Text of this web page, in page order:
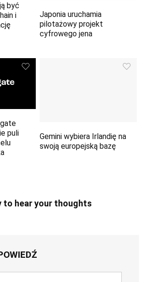
być
i
Japonia uruchamia
pilotażowy projekt
cyfrowego jena
puli
Gemini wybiera Irlandię na
swoją europejską bazę
to hear your thoughts